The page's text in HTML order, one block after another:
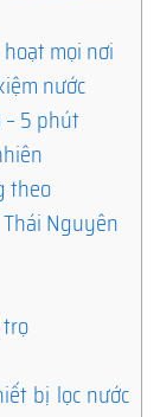
mọi nơi
nước
5 phút
theo
Nguyên
bị lọc nước